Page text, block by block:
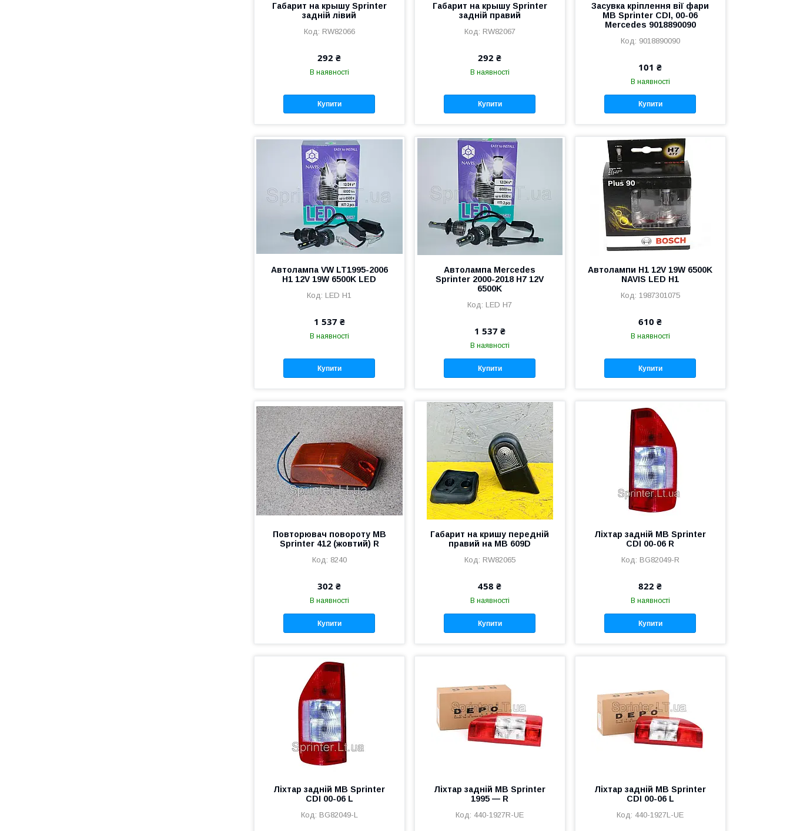
Габарит на крышу Sprinter
задній лівий
RW82066
292 ₴
В наявності
Купити
Габарит на крышу Sprinter
задній правий
RW82067
292 ₴
В наявності
Купити
Засувка кріплення вії фари
MB Sprinter CDI, 00-06
Mercedes 9018890090
9018890090
101 ₴
В наявності
Купити
Автолампа VW LT1995-2006
H1 12V 19W 6500K LED
LED H1
1 537 ₴
В наявності
Купити
Автолампа Mercedes
Sprinter 2000-2018 H7 12V
6500K
LED H7
1 537 ₴
В наявності
Купити
Автолампи H1 12V 19W 6500K
NAVIS LED H1
1987301075
610 ₴
В наявності
Купити
Повторювач повороту MB
Sprinter 412 (жовтий) R
8240
302 ₴
В наявності
Купити
Габарит на кришу передній
правий на MB 609D
RW82065
458 ₴
В наявності
Купити
Ліхтар задній MB Sprinter
CDI 00-06 R
BG82049-R
822 ₴
В наявності
Купити
Ліхтар задній MB Sprinter
CDI 00-06 L
BG82049-L
Ліхтар задній MB Sprinter
1995 — R
440-1927R-UE
Ліхтар задній MB Sprinter
CDI 00-06 L
440-1927L-UE